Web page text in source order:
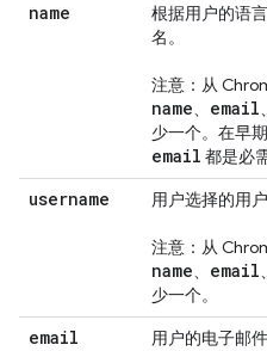
name
根据用户的语
名。
注意：从
name、 email、
少一个。在早
email 都是必
username 用户选择的用户
注意：从
name、 email、
少一个。
email 用户的电子邮件